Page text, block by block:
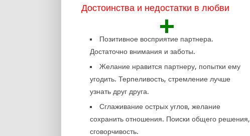
Достоинства и недостатки в любви
+
Позитивное восприятие партнера.
Достаточно внимания и заботы.
Желание нравится партнеру, попытки ему
угодить. Терпеливость, стремление лучше
узнать друг друга.
Сглаживание острых углов, желание
сохранить отношения. Поиски общего решения,
сговорчивость.